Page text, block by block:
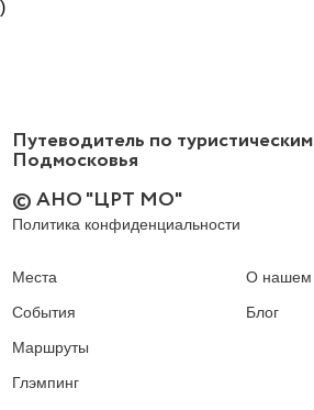
Путеводитель по
Подмосковья
© АНО "ЦРТ МО"
Политика конфиденциальности
Места
События
Маршруты
Глэмпинг
О нашем
Блог